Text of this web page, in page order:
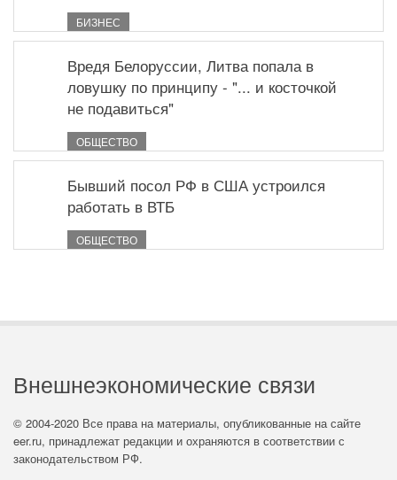
БИЗНЕС
Вредя Белоруссии, Литва попала в
ловушку по принципу - "... и косточкой
не подавиться"
ОБЩЕСТВО
Бывший посол РФ в США устроился
работать в ВТБ
ОБЩЕСТВО
Внешнеэкономические связи
© 2004-2020 Все права на материалы, опубликованные на сайте
eer.ru, принадлежат редакции и охраняются в соответствии с
законодательством РФ.